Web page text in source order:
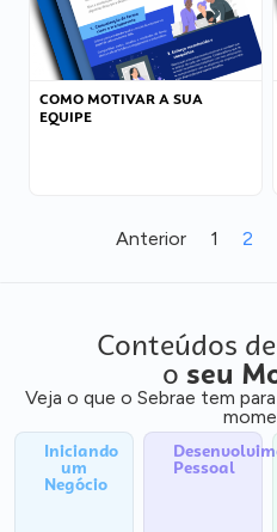
COMO MOTIVAR A SUA
EQUIPE
Anterior 1 2
Conteúdos
o seu
Veja o que o Sebrae tem
Iniciando
um
Negócio
Pessoal